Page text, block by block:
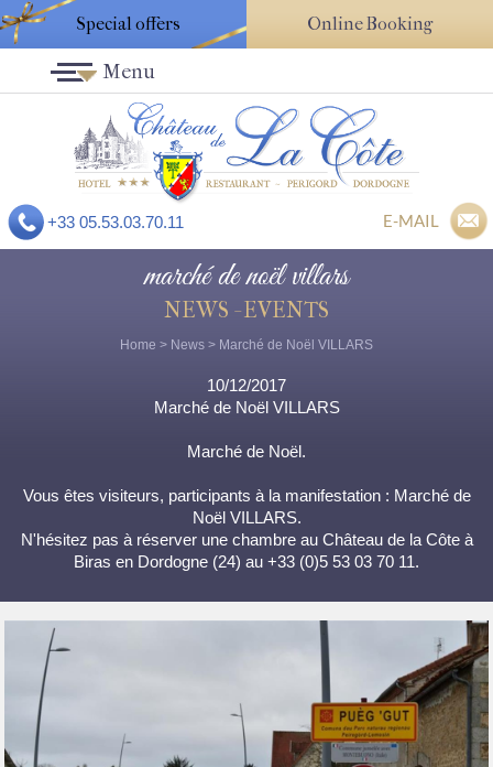
Special offers Online Booking
+33 05.53.03.70.11 E-MAIL
Menu
marché de noël villars
NEWS - EVENTS
Home > News > Marché de Noël VILLARS
10/12/2017
Marché de Noël VILLARS
Marché de Noël.
Vous êtes visiteurs, participants à la manifestation : Marché de
Noël VILLARS.
N'hésitez pas à réserver une chambre au Château de la Côte à
Biras en Dordogne (24) au +33 (0)5 53 03 70 11.